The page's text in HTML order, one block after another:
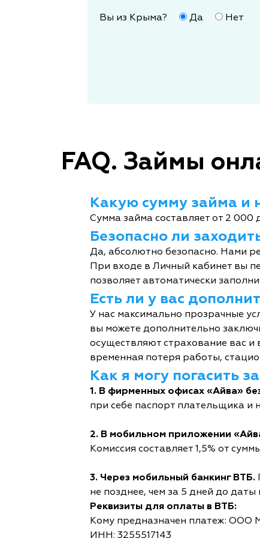
Вы из Крыма? Да Нет
FAQ. Займы
Какую сумму займа и
Сумма займа составляет от 2
Безопасно ли
Да, абсолютно безопасно. Нами
При входе в Личный кабинет вы
позволяет автоматически
Есть ли у вас
У нас максимально прозрачные
вы можете дополнительно
осуществляют страхование вас и
временная потеря работы,
Как я могу погасить
1. В фирменных офисах «Айва»
при себе паспорт плательщика и
2. В мобильном приложении
Комиссия составляет 1,5% от
3. Через мобильный банкинг ВТБ.
не позднее, чем за 5 дней до даты
Реквизиты для оплаты в ВТБ:
Кому предназначен платеж: ООО
ИНН: 3255517143